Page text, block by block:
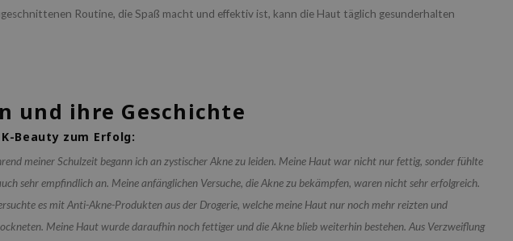
Routine, die Spaß macht und effektiv ist, kann die Haut täglich gesunderhalten
und ihre Geschichte
Beauty zum Erfolg:
meiner Schulzeit begann ich an zystischer Akne zu leiden. Meine Haut war nicht nur fettig, sonder fühlte
sehr empfindlich an. Meine anfänglichen Versuche, die Akne zu bekämpfen, waren nicht sehr erfolgreich.
es mit Anti-Akne-Produkten aus der Drogerie, welche meine Haut nur noch mehr reizten und
Meine Haut wurde daraufhin noch fettiger und die Akne blieb weiterhin bestehen. Aus Verzweiflung